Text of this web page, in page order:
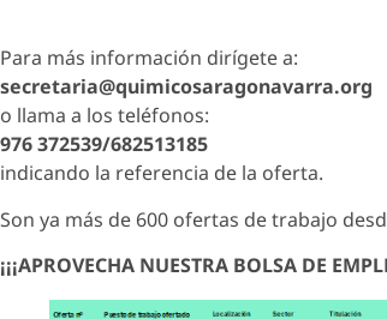
Para más información dirígete a:
secretaria@quimicosaragonavarra.org
o llama a los teléfonos:
976 372539/682513185
indicando la referencia de la oferta.
Son ya más de 600 ofertas de trabajo
¡¡¡APROVECHA NUESTRA BOLSA DE